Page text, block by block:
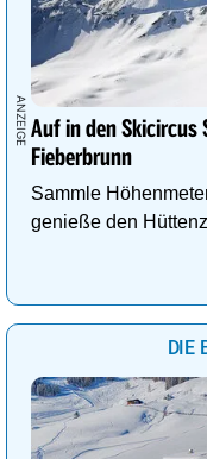
Auf in den Skicircus
Fieberbrunn
Sammle
genieße den
DIE